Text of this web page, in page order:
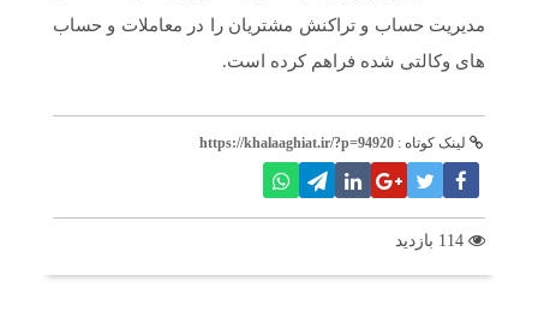
مدیریت حساب و تراکنش مشتریان را در معاملات و حساب
های وکالتی شده فراهم کرده است.
لینک کوتاه : https://khalaaghiat.ir/?p=94920